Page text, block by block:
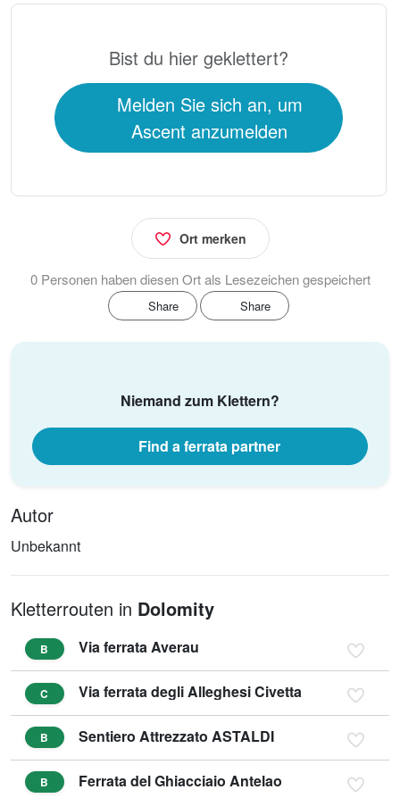
Bist du hier geklettert?
Melden Sie sich an, um
Ascent anzumelden
Ort merken
0 Personen haben diesen Ort als Lesezeichen gespeichert
Share Share
Niemand zum Klettern?
Find a ferrata partner
Autor
Unbekannt
Kletterrouten in Dolomity
B Via ferrata Averau
C Via ferrata degli Alleghesi Civetta
B Sentiero Attrezzato ASTALDI
B Ferrata del Ghiacciaio Antelao